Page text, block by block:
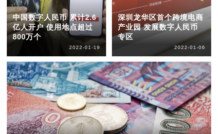
中国数字人民币 累计2.6
亿人开户 使用地点超过
800万个
2022-01-19
深圳龙华区首个跨境电商
产业园 发展数字人民币
专区
2022-01-06